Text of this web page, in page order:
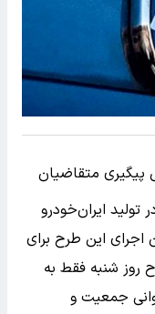
پیگیری متقاضیان
ایران‌خودرو
اجرای این طرح برای
روز شنبه فقط به
جمعیت و